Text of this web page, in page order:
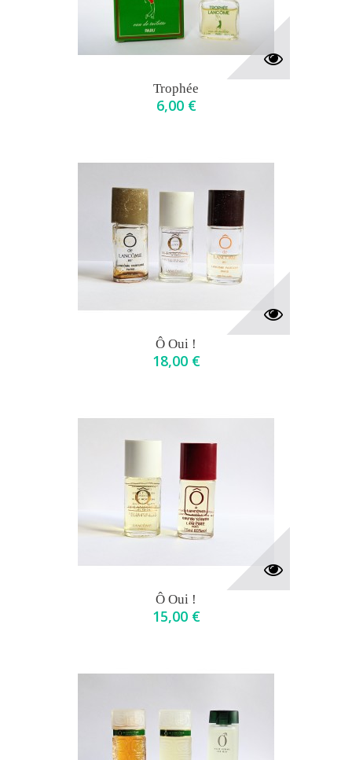
Trophée
6,00 €
Ô Oui !
18,00 €
Ô Oui !
15,00 €